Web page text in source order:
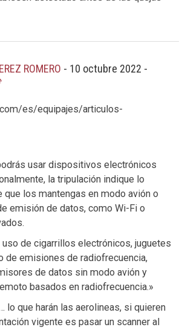
ROMERO - 10 octubre 2022 -
es/equipajes/articulos-
usar dispositivos electrónicos
la tripulación indique lo
que los mantengas en modo avión o
emisión de datos, como Wi-Fi o
de cigarrillos electrónicos, juguetes
de emisiones de radiofrecuencia,
de datos sin modo avión y
basados en radiofrecuencia.»
lo que harán las aerolineas, si quieren
vigente es pasar un scanner al